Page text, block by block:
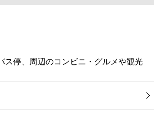
ス停、周辺のコンビニ・グルメや観光